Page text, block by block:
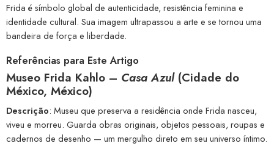
Frida é símbolo global de autenticidade, resistência feminina e
identidade cultural. Sua imagem ultrapassou a arte e se tornou uma
bandeira de força e liberdade.
Referências para Este Artigo
Museo Frida Kahlo – Casa Azul(Cidade do
México, México)
Descrição: Museu que preserva a residência onde Frida nasceu,
viveu e morreu. Guarda obras originais, objetos pessoais, roupas e
cadernos de desenho — um mergulho direto em seu universo íntimo.